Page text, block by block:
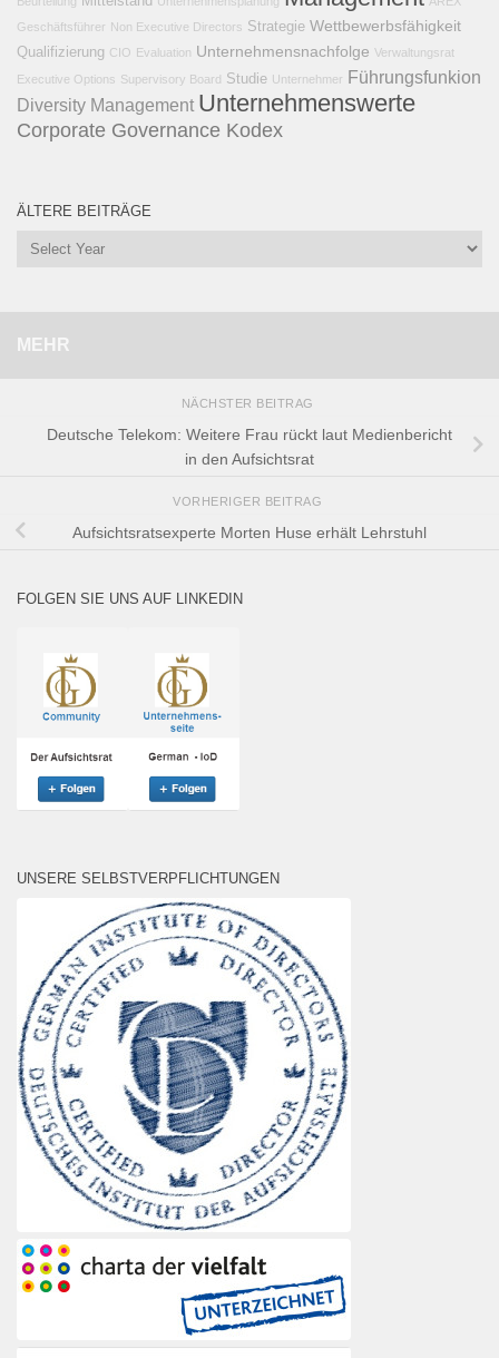
Geschäftsführer Non Executive Directors Strategie Wettbewerbsfähigkeit
Qualifizierung CIO Evaluation Unternehmensnachfolge Verwaltungsrat
Executive Options Supervisory Board Studie Unternehmer Führungsfunkion
Diversity Management Unternehmenswerte
Corporate Governance Kodex
ÄLTERE BEITRÄGE
MEHR
NÄCHSTER BEITRAG
Deutsche Telekom: Weitere Frau rückt laut Medienbericht
in den Aufsichtsrat
VORHERIGER BEITRAG
Aufsichtsratsexperte Morten Huse erhält Lehrstuhl
FOLGEN SIE UNS AUF LINKEDIN
UNSERE SELBSTVERPFLICHTUNGEN